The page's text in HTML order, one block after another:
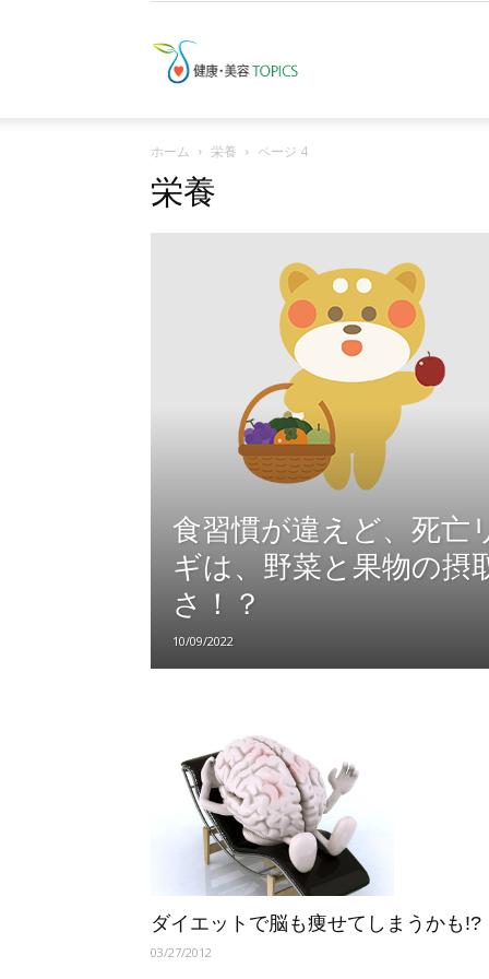
容
TOPICS
ホーム 栄養 ページ 4
栄養
食習慣が違えど、死亡
ギは、野菜と果物の摂
さ！？
10/09/2022
ダイエットで脳も痩せてしまうかも!?
03/27/2012